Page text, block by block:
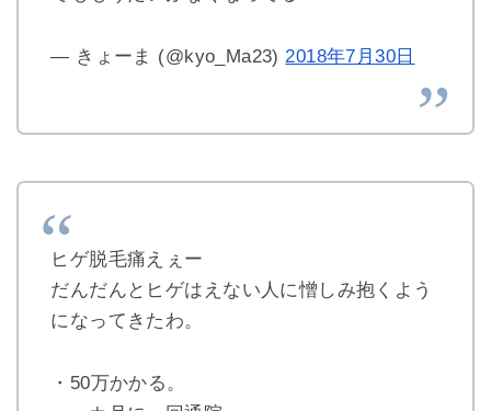
— きょーま (@kyo_Ma23)2018年7月30日
ヒゲ脱毛痛えぇー
だんだんとヒゲはえない人に憎しみ抱くよう
になってきたわ。
・50万かかる。